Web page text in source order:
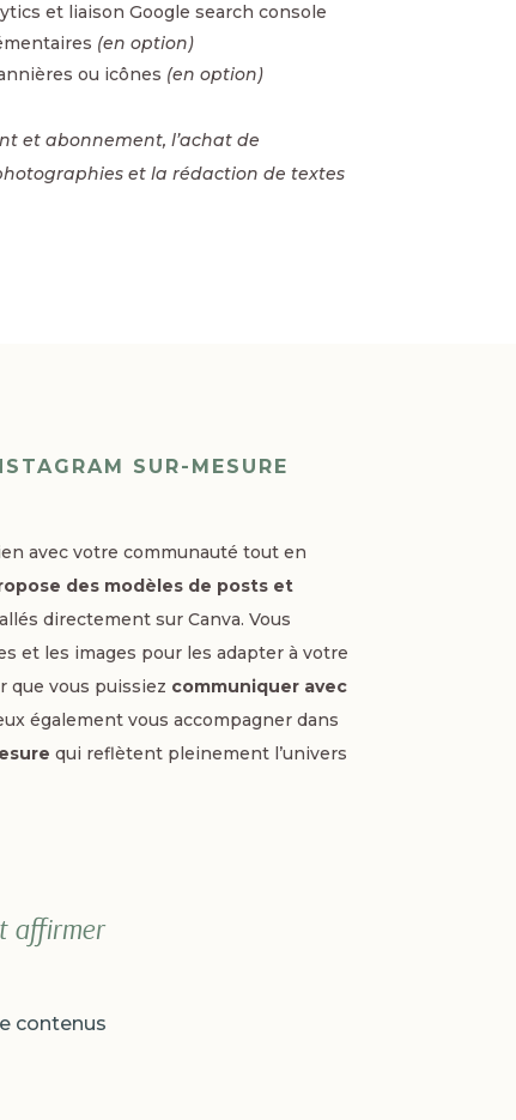
et liaison Google search console
(en option)
ou icônes (en option)
et abonnement, l’achat de
et la rédaction de textes
SUR-MESURE
avec votre communauté tout en
des modèles de posts et
directement sur Canva. Vous
et les images pour les adapter à votre
que vous puissiez communiquer avec
également vous accompagner dans
qui reflètent pleinement l’univers
affirmer
contenus